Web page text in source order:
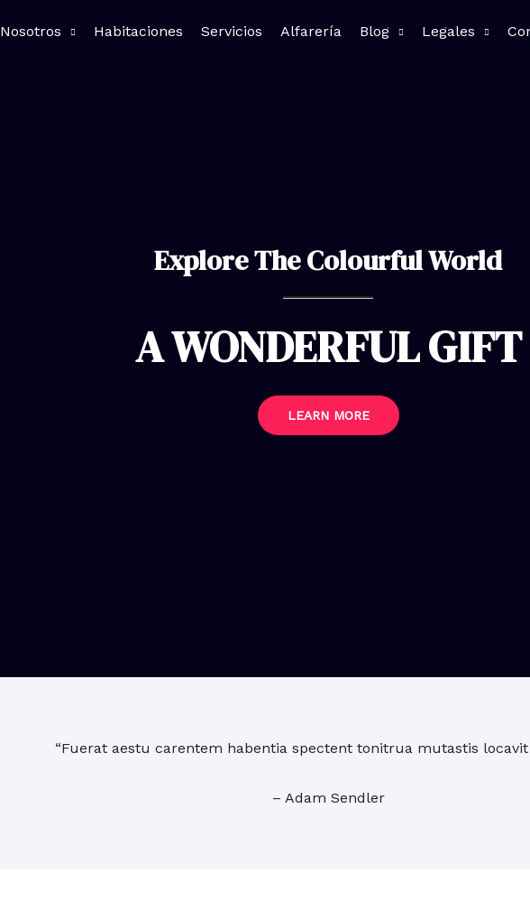
Nosotros Habitaciones Servicios Alfarería Blog Legales
Explore The Colourful World
A WONDERFUL GIFT
LEARN MORE
“Fuerat aestu carentem habentia spectent tonitrua mutastis locavit
– Adam Sendler